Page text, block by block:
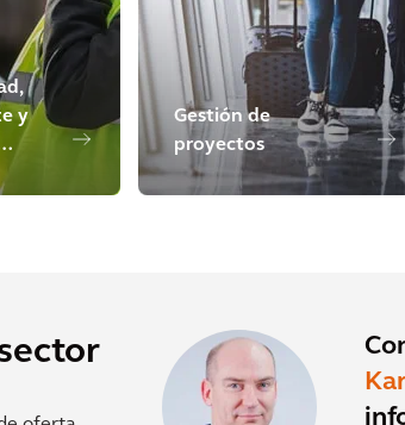
y
Gestión de
proyectos